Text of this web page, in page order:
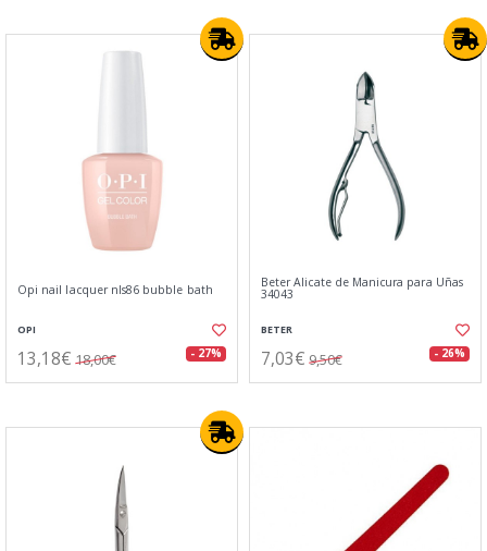
Opi nail lacquer nls86 bubble bath
OPI
13,18€ 18,00€ - 27%
Beter Alicate de Manicura para Uñas
34043
BETER
7,03€ 9,50€ - 26%